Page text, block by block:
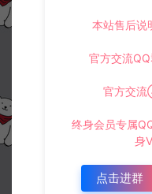
本站售后说
官方交流
官方交
终身会员专属
身
点击进群